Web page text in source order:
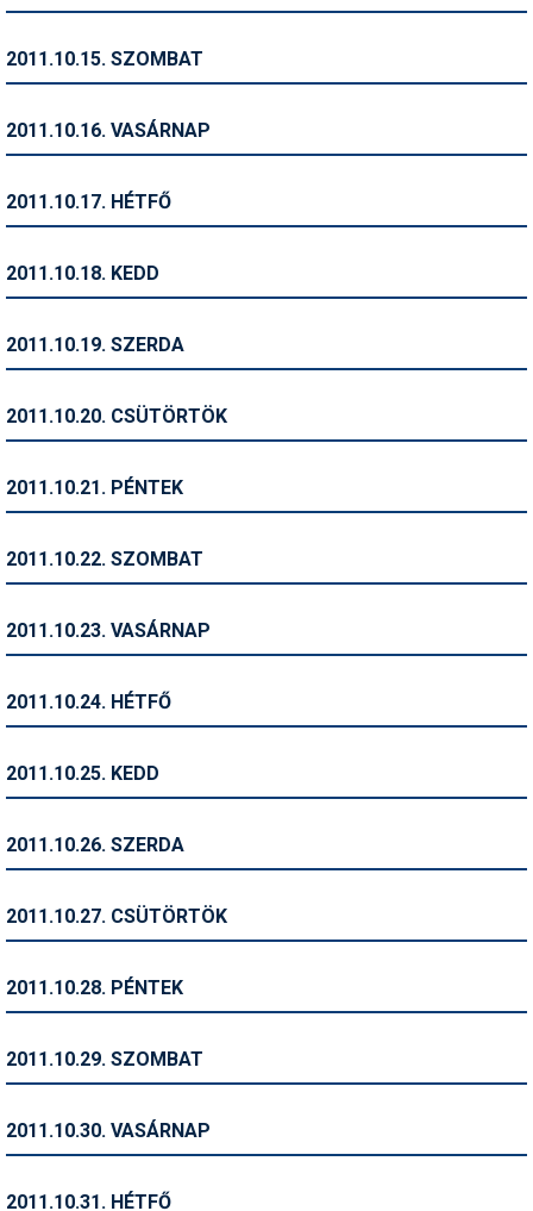
Símánia
Síszerviz
Snowboard
Szakértők
Telemark
Történelem
Utazási tippek
2011.10.15. SZOMBAT
2011.10.16. VASÁRNAP
2011.10.17. HÉTFŐ
2011.10.18. KEDD
2011.10.19. SZERDA
2011.10.20. CSÜTÖRTÖK
2011.10.21. PÉNTEK
2011.10.22. SZOMBAT
2011.10.23. VASÁRNAP
2011.10.24. HÉTFŐ
2011.10.25. KEDD
2011.10.26. SZERDA
2011.10.27. CSÜTÖRTÖK
2011.10.28. PÉNTEK
2011.10.29. SZOMBAT
2011.10.30. VASÁRNAP
2011.10.31. HÉTFŐ